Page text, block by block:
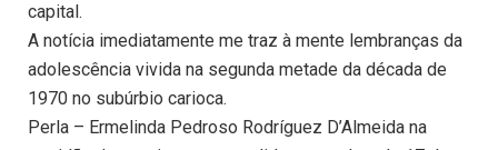
capital.
A notícia imediatamente me traz à mente lembranças da
adolescência vivida na segunda metade da década de
1970 no subúrbio carioca.
Perla – Ermelinda Pedroso Rodríguez D’Almeida na